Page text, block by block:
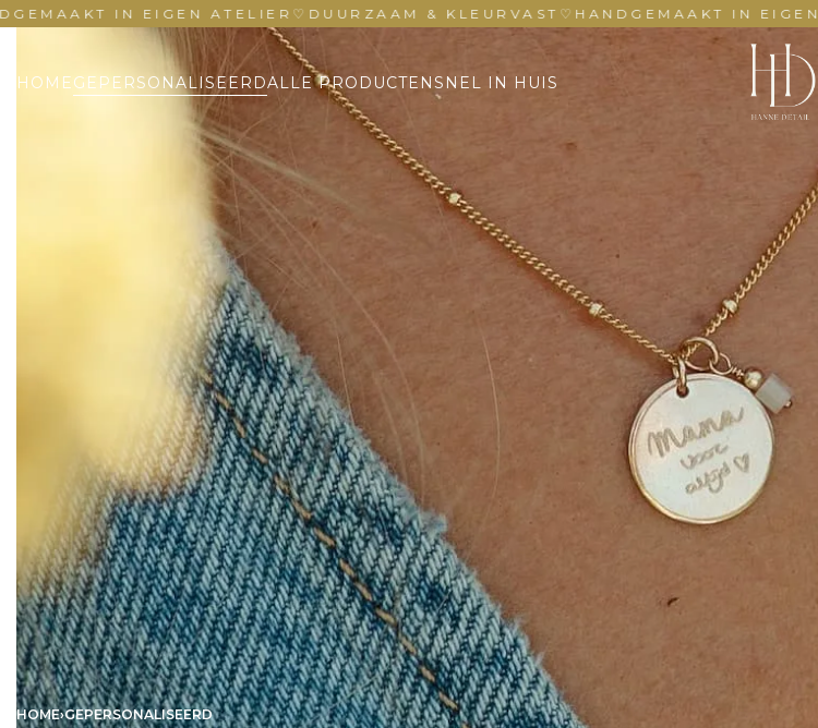
IN EIGEN ATELIER ♡ DUURZAAM & KLEURVAST♡HANDGEMAAKT IN EIGEN ATELIER
HOMEGEPERSONALISEERDALLE PRODUCTENSNEL IN HUIS
HOME›GEPERSONALISEERD